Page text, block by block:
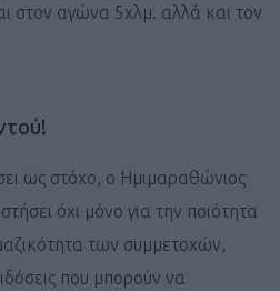
στον αγώνα 5χλμ. αλλά και τον
ως στόχο, ο Ημιμαραθώνιος
όχι μόνο για την ποιότητα
των συμμετοχών,
που μπορούν να